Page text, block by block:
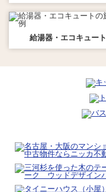
給湯器・エコキュート